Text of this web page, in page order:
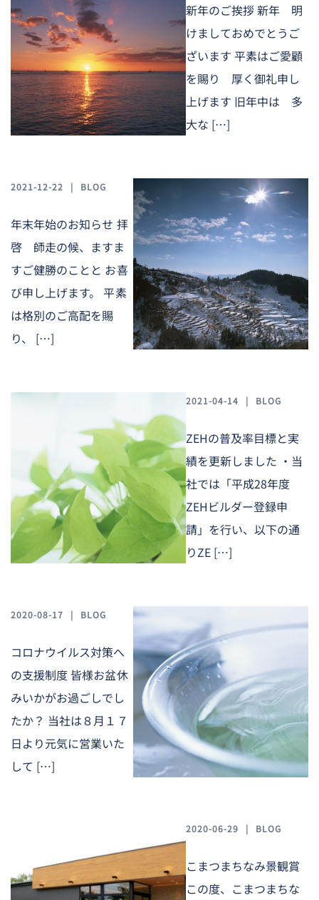
新年のご挨拶 新年 明
けましておめでとうご
ざいます 平素はご愛顧
を賜り 厚く御礼申し
上げます 旧年中は 多
大な […]
2021-12-22 BLOG
年末年始のお知らせ 拝
啓 師走の候、ますま
すご健勝のことと お喜
び申し上げます。 平素
は格別のご高配を賜
り、 […]
2021-04-14 BLOG
ZEHの普及率目標と実
績を更新しました ・当
社では「平成28年度
ZEHビルダー登録申
請」を行い、以下の通
りZE […]
2020-08-17 BLOG
コロナウイルス対策へ
の支援制度 皆様お盆休
みいかがお過ごしでし
たか？ 当社は８月１７
日より元気に営業いた
して […]
2020-06-29 BLOG
こまつまちなみ景観賞
この度、こまつまちな